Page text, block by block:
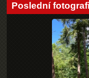
Poslední